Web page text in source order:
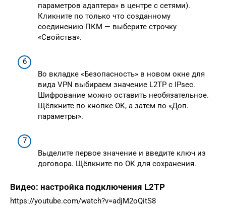
параметров адаптера» в центре с сетями).
Кликните по только что созданному
соединению ПКМ — выберите строчку
«Свойства».
Во вкладке «Безопасность» в новом окне для
вида VPN выбираем значение L2TP c IPsec.
Шифрование можно оставить необязательное.
Щёлкните по кнопке ОК, а затем по «Доп.
параметры».
Выделите первое значение и введите ключ из
договора. Щёлкните по ОК для сохранения.
Видео: настройка подключения L2TP
https://youtube.com/watch?v=adjM2oQitS8